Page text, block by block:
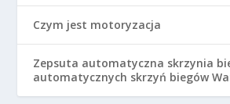
Czym jest motoryzacja
Zepsuta automatyczna skrzynia
automatycznych skrzyń biegów